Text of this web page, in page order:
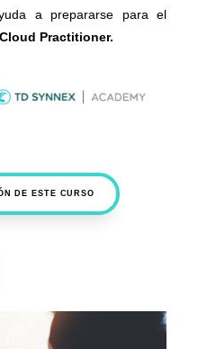
a prepararse para el
Practitioner.
DE ESTE CURSO